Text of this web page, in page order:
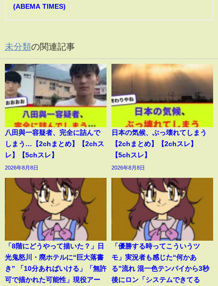
(ABEMA TIMES)
未分類の関連記事
八田與一容疑者、完全に詰んで
しまう…【2chまとめ】【2chス
レ】【5chスレ】
2026年8月8日
日本の気候、ぶっ壊れてしまう
【2chまとめ】【2chスレ】
【5chスレ】
2026年8月8日
「8階にどうやって描いた？」日
光鬼怒川・廃ホテルに“巨大落書
き” 「10分あればいける」「無許
可で描かれた可能性」現役アー
「優勝する時ってこういうツ
モ」実況者も感じた“何かあ
る”流れ 混一色テンパイから3秒
後にロン「システムできてる